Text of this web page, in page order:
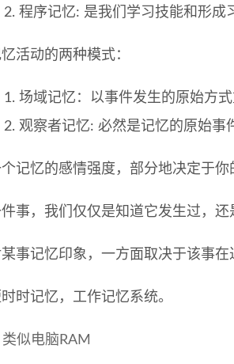
程序记忆: 是我们学习技能和形成
活动的两种模式：
场域记忆：以事件发生的原始方
观察者记忆: 必然是记忆的原始事
记忆的感情强度，部分地决定于你
事，我们仅仅是知道它发生过，
事记忆印象，一方面取决于该事
时记忆，工作记忆系统。
类似电脑RAM